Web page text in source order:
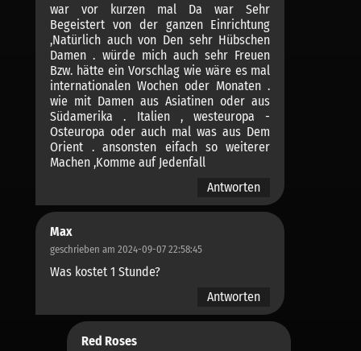
war vor kurzen mal Da war Sehr
Begeistert von der ganzen Einrichtung
,Natürlich auch von Den sehr Hübschen
Damen . würde mich auch sehr Freuen
Bzw. hätte ein Vorschlag wie wäre es mal
internationalen Wochen oder Monaten .
wie mit Damen aus Asiatinen oder aus
Südamerika . Italien , westeuropa -
Osteuropa oder auch mal was aus Dem
Orient . ansonsten eifach so weiterer
Machen ,Komme auf Jedenfall
Antworten
Max
geschrieben am 2024-09-07 22:58:45
Was kostet 1 Stunde?
Antworten
Red Roses